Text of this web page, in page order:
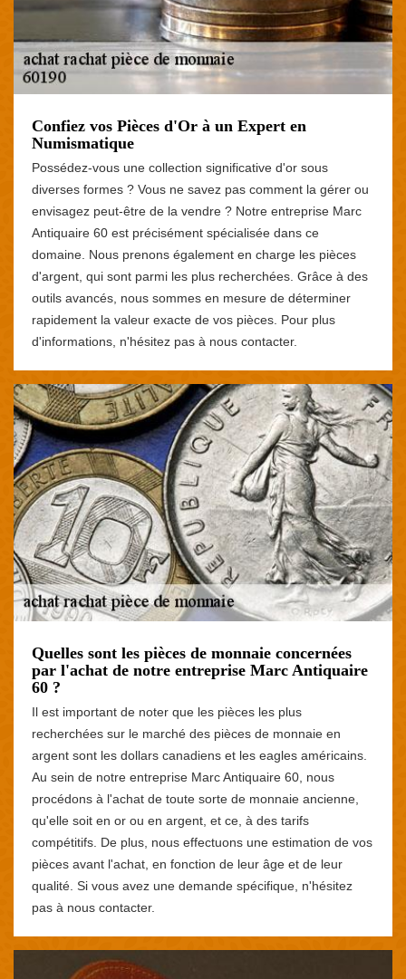
Confiez vos Pièces d'Or à un Expert en
Numismatique
Possédez-vous une collection significative d'or sous
diverses formes ? Vous ne savez pas comment la gérer ou
envisagez peut-être de la vendre ? Notre entreprise Marc
Antiquaire 60 est précisément spécialisée dans ce
domaine. Nous prenons également en charge les pièces
d'argent, qui sont parmi les plus recherchées. Grâce à des
outils avancés, nous sommes en mesure de déterminer
rapidement la valeur exacte de vos pièces. Pour plus
d'informations, n'hésitez pas à nous contacter.
Quelles sont les pièces de monnaie concernées
par l'achat de notre entreprise Marc Antiquaire
60 ?
Il est important de noter que les pièces les plus
recherchées sur le marché des pièces de monnaie en
argent sont les dollars canadiens et les eagles américains.
Au sein de notre entreprise Marc Antiquaire 60, nous
procédons à l'achat de toute sorte de monnaie ancienne,
qu'elle soit en or ou en argent, et ce, à des tarifs
compétitifs. De plus, nous effectuons une estimation de vos
pièces avant l'achat, en fonction de leur âge et de leur
qualité. Si vous avez une demande spécifique, n'hésitez
pas à nous contacter.